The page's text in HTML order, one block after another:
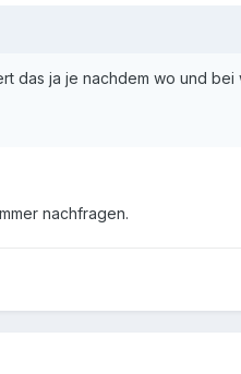
das ja je nachdem wo und
nachfragen.